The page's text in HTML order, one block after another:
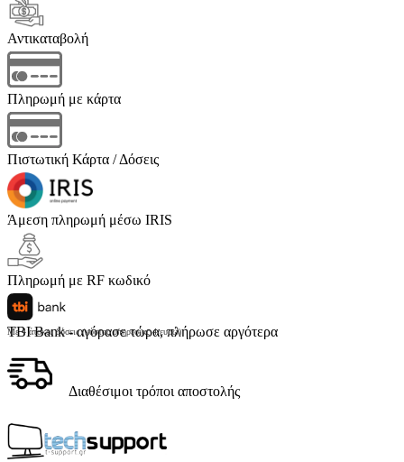
Αντικαταβολή
Πληρωμή με κάρτα
Πιστωτική Κάρτα / Δόσεις
Άμεση πληρωμή μέσω IRIS
Πληρωμή με RF κωδικό
TBI Bank - αγόρασε τώρα, πλήρωσε αργότερα
Με 4 άτοκες δόσεις (κόστος υπηρεσίας 4 ευρώ)
Διαθέσιμοι τρόποι αποστολής